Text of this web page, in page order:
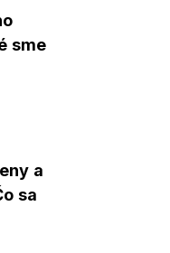
sme
a
sa